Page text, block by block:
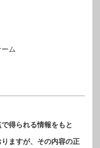
ム
得られる情報をもと
ますが、その内容の正